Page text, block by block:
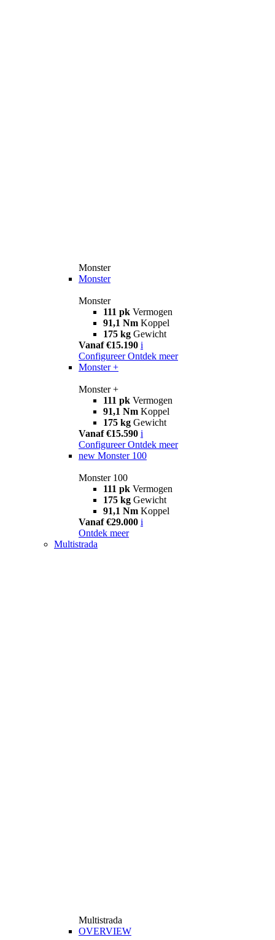
Monster
Monster
Monster
111 pk Vermogen
91,1 Nm Koppel
175 kg Gewicht
Vanaf €15.190 i
Configureer Ontdek meer
Monster +
Monster +
111 pk Vermogen
91,1 Nm Koppel
175 kg Gewicht
Vanaf €15.590 i
Configureer Ontdek meer
new Monster 100
Monster 100
111 pk Vermogen
175 kg Gewicht
91,1 Nm Koppel
Vanaf €29.000 i
Ontdek meer
Multistrada
Multistrada
OVERVIEW